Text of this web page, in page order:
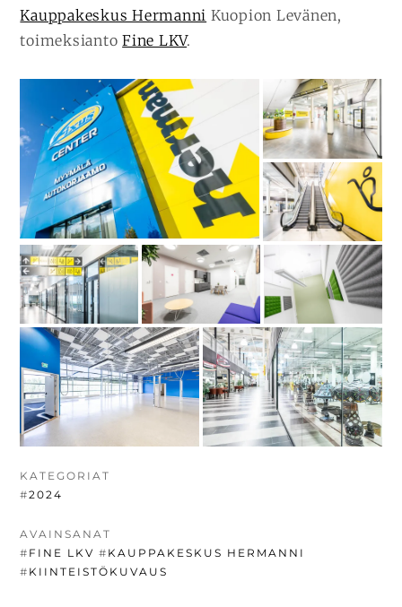
Kauppakeskus Hermanni Kuopion Levänen,
toimeksiantoFine LKV.
KATEGORIAT
#2024
AVAINSANAT
# FINE LKV # KAUPPAKESKUS HERMANNI
# KIINTEISTÖKUVAUS